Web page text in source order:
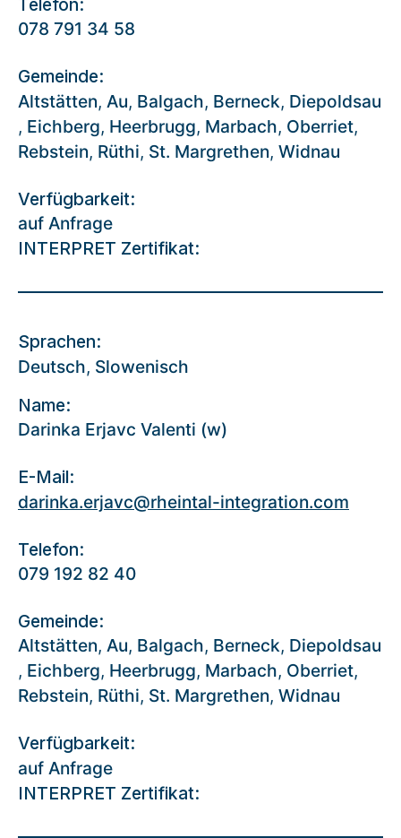
Telefon:
078 791 34 58
Gemeinde:
Altstätten, Au, Balgach, Berneck, Diepoldsau
, Eichberg, Heerbrugg, Marbach, Oberriet,
Rebstein, Rüthi, St. Margrethen, Widnau
Verfügbarkeit:
auf Anfrage
INTERPRET Zertifikat:
Sprachen:
Deutsch, Slowenisch
Name:
Darinka Erjavc Valenti (w)
E-Mail:
darinka.erjavc@rheintal-integration.com
Telefon:
079 192 82 40
Gemeinde:
Altstätten, Au, Balgach, Berneck, Diepoldsau
, Eichberg, Heerbrugg, Marbach, Oberriet,
Rebstein, Rüthi, St. Margrethen, Widnau
Verfügbarkeit:
auf Anfrage
INTERPRET Zertifikat: